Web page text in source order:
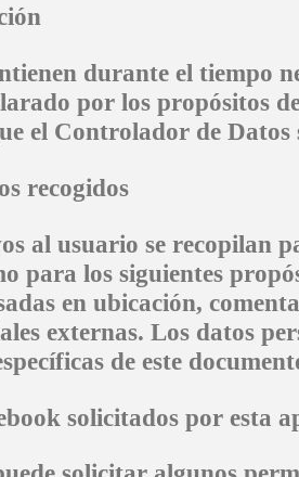
durante el tiempo
por los propósitos
el Controlador de Datos
recogidos
al usuario se recopilan
para los siguientes
en ubicación,
externas. Los datos
de este
solicitados por esta